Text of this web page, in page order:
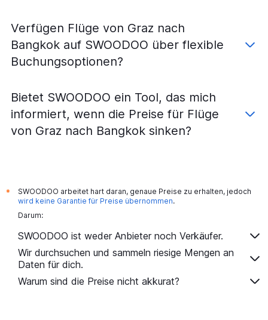
Verfügen Flüge von Graz nach
Bangkok auf SWOODOO über flexible
Buchungsoptionen?
Bietet SWOODOO ein Tool, das mich
informiert, wenn die Preise für Flüge
von Graz nach Bangkok sinken?
*
SWOODOO arbeitet hart daran, genaue Preise zu erhalten, jedoch
wird keine Garantie für Preise übernommen.
Darum:
SWOODOO ist weder Anbieter noch Verkäufer.
Wir durchsuchen und sammeln riesige Mengen an
Daten für dich.
Warum sind die Preise nicht akkurat?